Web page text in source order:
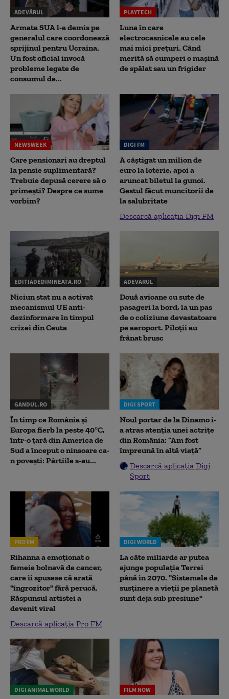
ADEVĂRUL
Armata SUA l-a demis pe
generalul care coordonează
sprijinul pentru Ucraina.
Un fost oficial invocă
probleme legate de
consumul de...
PLAYTECH
Luna în care
electrocasnicele au cele
mai mici prețuri. Când
merită să cumperi o mașină
de spălat sau un frigider
NEWSWEEK
Care pensionari au dreptul
la pensie suplimentară?
Trebuie depusă cerere să o
primești? Despre ce sume
vorbim?
DIGI FM
A câștigat un milion de
euro la loterie, apoi a
aruncat biletul la gunoi.
Gestul făcut muncitorii de
la salubritate
Descarcă aplicația Digi FM
EDITIADEDIMINEATA.RO
Niciun stat nu a activat
mecanismul UE anti-
dezinformare în timpul
crizei din Ceuta
ADEVARUL
Două avioane cu sute de
pasageri la bord, la un pas
de o coliziune devastatoare
pe aeroport. Piloții au
frânat brusc
GANDUL.RO
În timp ce România și
Europa fierb la peste 40°C,
într-o țară din America de
Sud a început o ninsoare ca-
n povești: Pârtiile s-au...
DIGI SPORT
Noul portar de la Dinamo i-
a atras atenția unei actrițe
din România: ”Am fost
împreună în altă viață”
Descarcă aplicația Digi
Sport
PRO FM
Rihanna a emoționat o
femeie bolnavă de cancer,
care îi spusese că arată
"îngrozitor" fără perucă.
Răspunsul artistei a
devenit viral
Descarcă aplicația Pro FM
DIGI WORLD
La câte miliarde ar putea
ajunge populația Terrei
până în 2070. "Sistemele de
susținere a vieții pe planetă
sunt deja sub presiune"
DIGI ANIMAL WORLD FILM NOW